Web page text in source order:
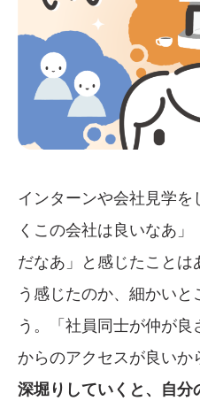
インターンや会社見学
くこの会社は良いなあ
だなあ」と感じたこと
う感じたのか、細かいと
う。「社員同士が仲が
からのアクセスが良いか
深堀りしていくと、自